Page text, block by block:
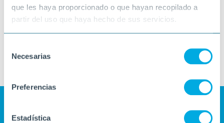
que les haya proporcionado o que hayan recopilado a
partir del uso que haya hecho de sus servicios.
Necesarias
Preferencias
Estadística